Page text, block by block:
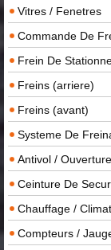
Vitres / Fenetres
Commande De
Frein De
Freins (arriere)
Freins (avant)
Systeme De
Antivol /
Ceinture De
Chauffage /
Compteurs /